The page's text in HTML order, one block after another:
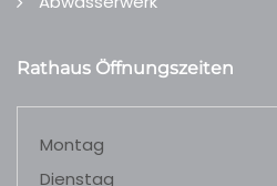
Rathaus Öffnungszeiten
Montag
Dienstag